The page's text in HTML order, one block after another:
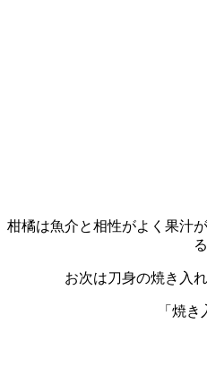
柑橘は魚介と相性がよく果汁
る
お次は刀身の焼き入
「焼き